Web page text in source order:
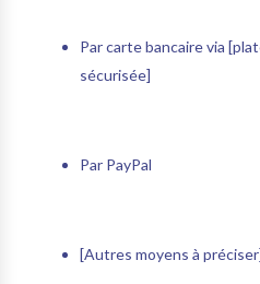
Par carte bancaire via
sécurisée]
Par PayPal
[Autres moyens à